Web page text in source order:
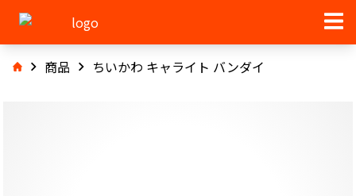
商品 ちいかわ キャライト バンダイ